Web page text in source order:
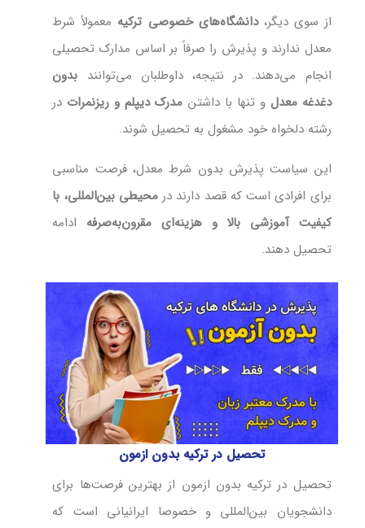
از سوی دیگر،دانشگاه‌های خصوصی ترکیه معمولاً شرط
معدل ندارند و پذیرش را صرفاً بر اساس مدارک تحصیلی
انجام می‌دهند. در نتیجه، داوطلبان می‌توانند بدون
دغدغه معدل و تنها با داشتن مدرک دیپلم و ریزنمرات در
رشته دلخواه خود مشغول به تحصیل شوند.
این سیاست پذیرش بدون شرط معدل، فرصت مناسبی
برای افرادی است که قصد دارند درمحیطی بین‌المللی، با
کیفیت آموزشی بالا و هزینه‌ای مقرون‌به‌صرفه ادامه
تحصیل دهند.
تحصیل در ترکیه بدون ازمون
تحصیل در ترکیه بدون ازمون از بهترین فرصت‌ها برای
دانشجویان بین‌المللی و خصوصا ایرانیانی است که